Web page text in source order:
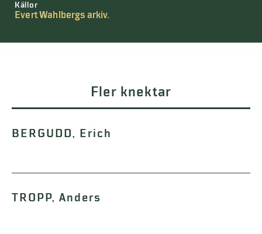
Källor
Evert Wahlbergs arkiv.
Fler knektar
BERGUDD, Erich
TROPP, Anders